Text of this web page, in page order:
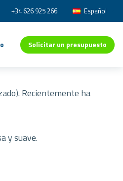
+34 626 925 266 Español
Solicitar un presupuesto
Recientemente ha
y suave.